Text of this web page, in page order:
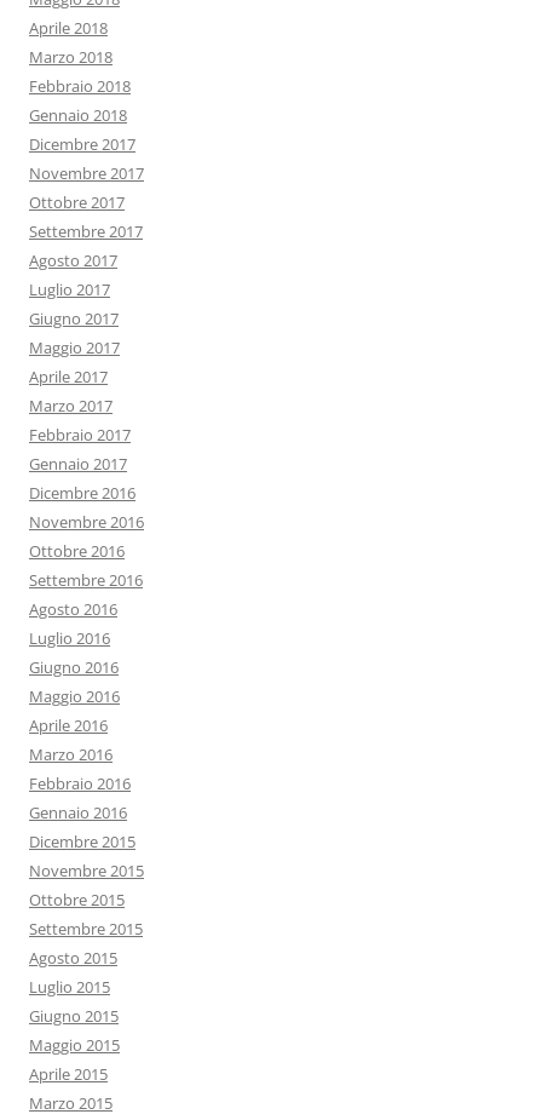
Aprile 2018
Marzo 2018
Febbraio 2018
Gennaio 2018
Dicembre 2017
Novembre 2017
Ottobre 2017
Settembre 2017
Agosto 2017
Luglio 2017
Giugno 2017
Maggio 2017
Aprile 2017
Marzo 2017
Febbraio 2017
Gennaio 2017
Dicembre 2016
Novembre 2016
Ottobre 2016
Settembre 2016
Agosto 2016
Luglio 2016
Giugno 2016
Maggio 2016
Aprile 2016
Marzo 2016
Febbraio 2016
Gennaio 2016
Dicembre 2015
Novembre 2015
Ottobre 2015
Settembre 2015
Agosto 2015
Luglio 2015
Giugno 2015
Maggio 2015
Aprile 2015
Marzo 2015